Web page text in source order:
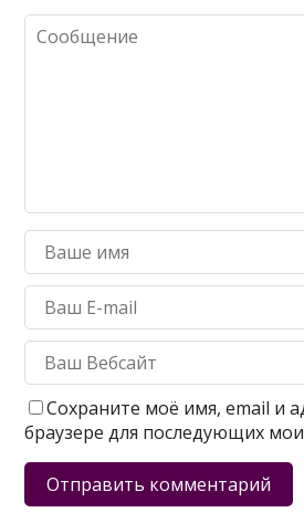
Сохраните моё имя, email и
браузере для последующих